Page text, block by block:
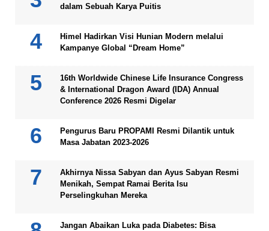
dalam Sebuah Karya Puitis
Himel Hadirkan Visi Hunian Modern melalui
Kampanye Global “Dream Home”
16th Worldwide Chinese Life Insurance Congress
& International Dragon Award (IDA) Annual
Conference 2026 Resmi Digelar
Pengurus Baru PROPAMI Resmi Dilantik untuk
Masa Jabatan 2023-2026
Akhirnya Nissa Sabyan dan Ayus Sabyan Resmi
Menikah, Sempat Ramai Berita Isu
Perselingkuhan Mereka
Jangan Abaikan Luka pada Diabetes: Bisa